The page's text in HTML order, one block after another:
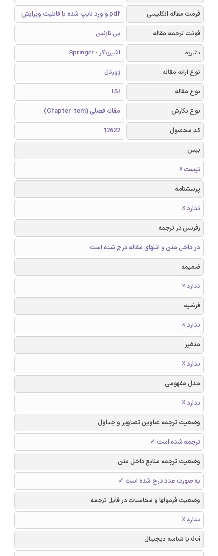
فرمت مقاله انگلیسی
pdf و ورد تایپ شده با قابلیت ویرایش
فونت ترجمه مقاله
بی نازنین
نشریه
اشپرینگر - Springer
نوع ارائه مقاله
ژورنال
نوع مقاله
ISI
نوع نگارش
مقاله فصلی (Chapter Item)
کد محصول
12622
بیس
نیست ☓
پرسشنامه
ندارد ☓
رفرنس در ترجمه
در داخل متن و انتهای مقاله درج شده است
ضمیمه
ندارد ☓
فرضیه
ندارد ☓
متغیر
ندارد ☓
مدل مفهومی
ندارد ☓
وضعیت ترجمه عناوین تصاویر و جداول
ترجمه شده است ✓
وضعیت ترجمه منابع داخل متن
به صورت عدد درج شده است ✓
وضعیت فرمولها و محاسبات در فایل ترجمه
ندارد ☓
doi یا شناسه دیجیتال